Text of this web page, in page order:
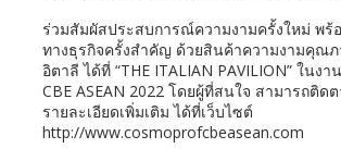
ร่วมสัมผัสประสบการณ์ความงามครั้งใหม่ พร้
ทางธุรกิจครั้งสำคัญ ด้วยสินค้าความงามคุณภ
อิตาลี ได้ที่ “THE ITALIAN PAVILION” ในงา
CBE ASEAN 2022 โดยผู้ที่สนใจ สามารถติด
รายละเอียดเพิ่มเติม ได้ที่เว็บไซต์
http://www.cosmoprofcbeasean.com ​